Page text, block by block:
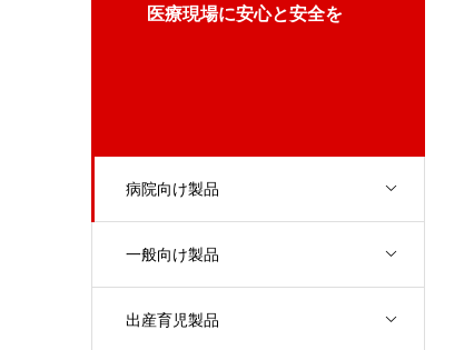
医療現場に安心と安全を
病院向け製品
一般向け製品
出産育児製品